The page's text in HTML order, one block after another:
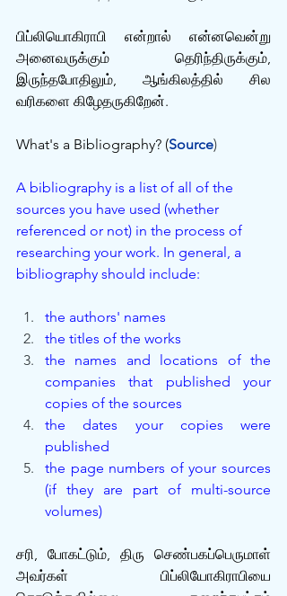
பிப்லியொகிராபி என்றால் என்னவென்று
அனைவருக்கும் தெரிந்திருக்கும்,
இருந்தபோதிலும், ஆங்கிலத்தில் சில
வரிகளை கிழேதருகிறேன்.
What's a Bibliography? (Source)
A bibliography is a list of all of the
sources you have used (whether
referenced or not) in the process of
researching your work. In general, a
bibliography should include:
the authors' names
the titles of the works
the names and locations of the
companies that published your
copies of the sources
the dates your copies were
published
the page numbers of your sources
(if they are part of multi-source
volumes)
சரி, போகட்டும், திரு செண்பகப்பெருமாள்
அவர்கள் பிப்லியோகிராபியை